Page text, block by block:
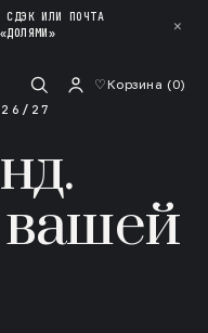
ИЛИ ПОЧТА
✕
♡Корзина (0)
27